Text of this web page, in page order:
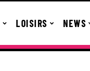
LOISIRS NEWS